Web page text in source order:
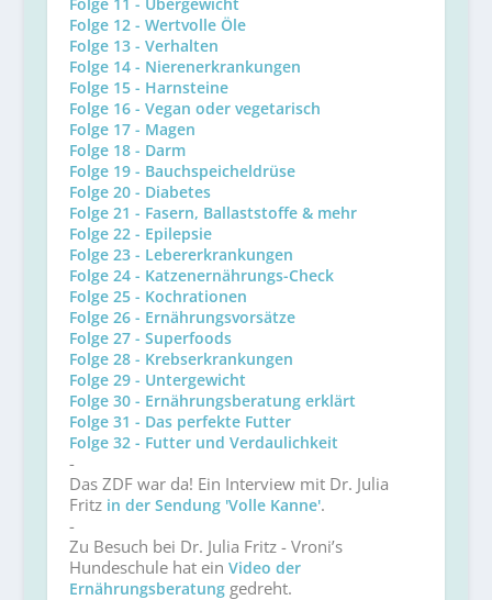
Folge 12 - Wertvolle Öle
Folge 13 - Verhalten
Folge 14 - Nierenerkrankungen
Folge 15 - Harnsteine
Folge 16 - Vegan oder vegetarisch
Folge 17 - Magen
Folge 18 - Darm
Folge 19 - Bauchspeicheldrüse
Folge 20 - Diabetes
Folge 21 - Fasern, Ballaststoffe & mehr
Folge 22 - Epilepsie
Folge 23 - Lebererkrankungen
Folge 24 - Katzenernährungs-Check
Folge 25 - Kochrationen
Folge 26 - Ernährungsvorsätze
Folge 27 - Superfoods
Folge 28 - Krebserkrankungen
Folge 29 - Untergewicht
Folge 30 - Ernährungsberatung erklärt
Folge 31 - Das perfekte Futter
Folge 32 - Futter und Verdaulichkeit
-
Das ZDF war da! Ein Interview mit Dr. Julia
Fritz in der Sendung 'Volle Kanne'.
-
Zu Besuch bei Dr. Julia Fritz - Vroni’s
Hundeschule hat ein Video der
Ernährungsberatung gedreht.